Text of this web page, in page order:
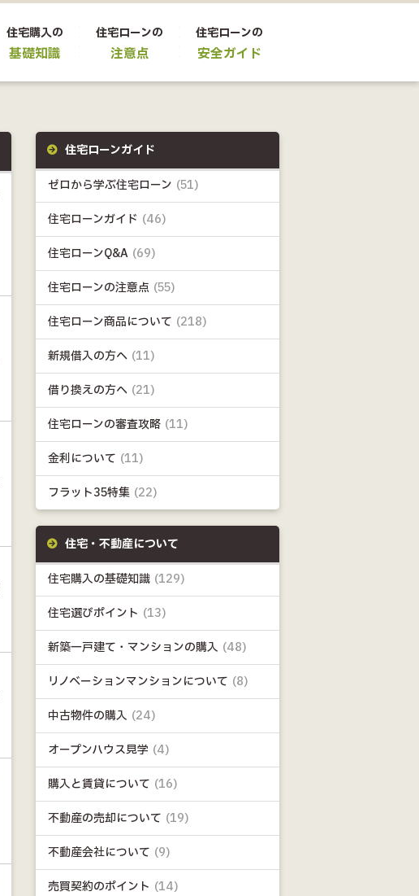
住宅購入の
基礎知識
住宅ローンの
注意点
住宅ローンの
安全ガイド
住宅ローンガイド
ゼロから学ぶ住宅ローン (51)
住宅ローンガイド (46)
住宅ローンQ&A (69)
住宅ローンの注意点 (55)
住宅ローン商品について (218)
新規借入の方へ (11)
借り換えの方へ (21)
住宅ローンの審査攻略 (11)
金利について (11)
フラット35特集 (22)
住宅・不動産について
住宅購入の基礎知識 (129)
住宅選びポイント (13)
新築一戸建て・マンションの購入 (48)
リノベーションマンションについて (8)
中古物件の購入 (24)
オープンハウス見学 (4)
購入と賃貸について (16)
不動産の売却について (19)
不動産会社について (9)
売買契約のポイント (14)